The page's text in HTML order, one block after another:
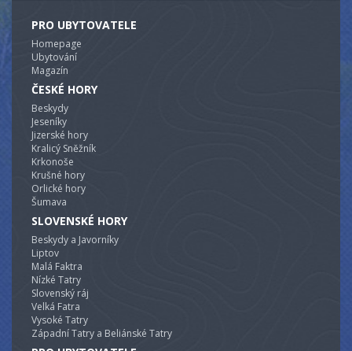
PRO UBYTOVATELE
Homepage
Ubytování
Magazín
ČESKÉ HORY
Beskydy
Jeseníky
Jizerské hory
Kralicý Sněžník
Krkonoše
Krušné hory
Orlické hory
Šumava
SLOVENSKÉ HORY
Beskydy a Javorníky
Liptov
Malá Faktra
Nízké Tatry
Slovenský ráj
Velká Fatra
Vysoké Tatry
Západní Tatry a Beliánské Tatry